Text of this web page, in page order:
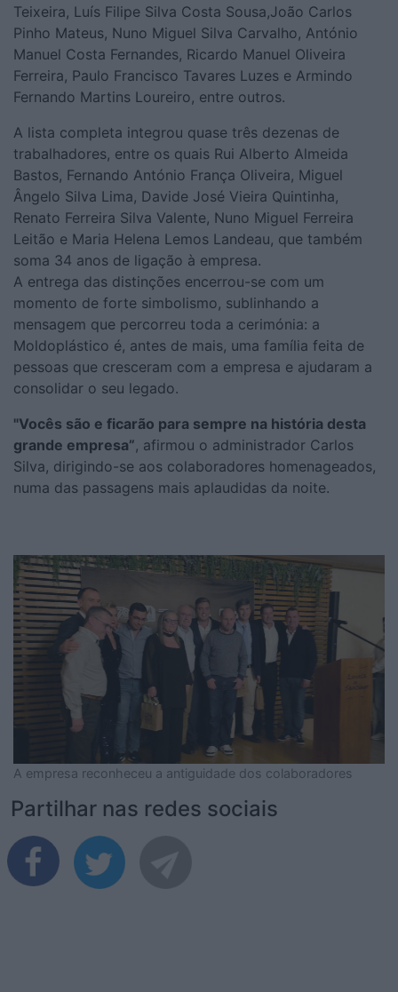
Teixeira, Luís Filipe Silva Costa Sousa,João Carlos
Pinho Mateus, Nuno Miguel Silva Carvalho, António
Manuel Costa Fernandes, Ricardo Manuel Oliveira
Ferreira, Paulo Francisco Tavares Luzes e Armindo
Fernando Martins Loureiro, entre outros.
A lista completa integrou quase três dezenas de
trabalhadores, entre os quais Rui Alberto Almeida
Bastos, Fernando António França Oliveira, Miguel
Ângelo Silva Lima, Davide José Vieira Quintinha,
Renato Ferreira Silva Valente, Nuno Miguel Ferreira
Leitão e Maria Helena Lemos Landeau, que também
soma 34 anos de ligação à empresa.
A entrega das distinções encerrou-se com um
momento de forte simbolismo, sublinhando a
mensagem que percorreu toda a cerimónia: a
Moldoplástico é, antes de mais, uma família feita de
pessoas que cresceram com a empresa e ajudaram a
consolidar o seu legado.
"Vocês são e ficarão para sempre na história desta
grande empresa”, afirmou o administrador Carlos
Silva, dirigindo-se aos colaboradores homenageados,
numa das passagens mais aplaudidas da noite.
A empresa reconheceu a antiguidade dos colaboradores
Partilhar nas redes sociais